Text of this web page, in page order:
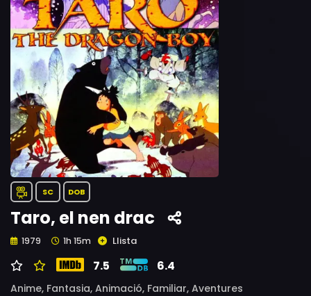
SC DOB
Taro, el nen drac
1979 1h 15m Llista
7.5 6.4
Anime, Fantasia, Animació, Familiar, Aventures